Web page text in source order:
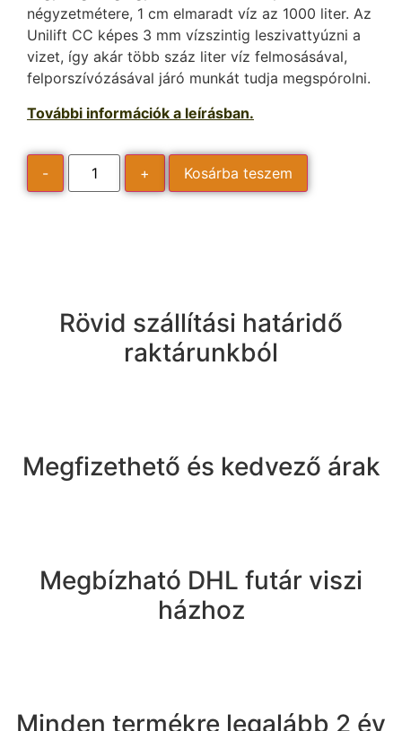
négyzetmétere, 1 cm elmaradt víz az 1000 liter. Az
Unilift CC képes 3 mm vízszintig leszivattyúzni a
vizet, így akár több száz liter víz felmosásával,
felporszívózásával járó munkát tudja megspórolni.
További információk a leírásban.
- + Kosárba teszem
Rövid szállítási határidő
raktárunkból
Megfizethető és kedvező árak
Megbízható DHL futár viszi
házhoz
Minden termékre legalább 2 év